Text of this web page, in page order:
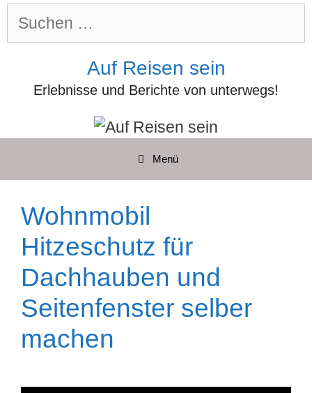
Zum
Inhalt
Suchen
Auf Reisen sein
Erlebnisse und Berichte von unterwegs!
Menü
Wohnmobil
Hitzeschutz für
Dachhauben und
Seitenfenster selber
machen